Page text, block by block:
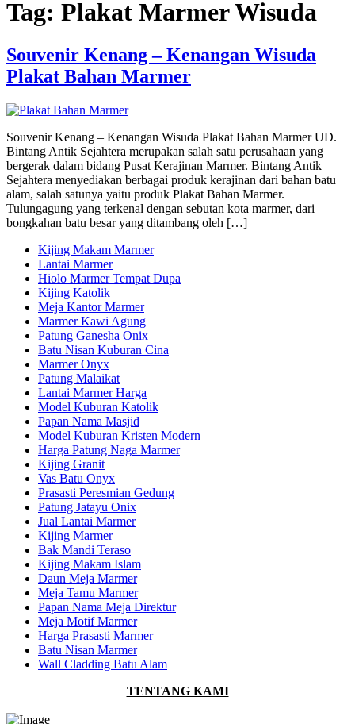
Tag: Plakat Marmer Wisuda
Souvenir Kenang – Kenangan Wisuda
Plakat Bahan Marmer
Souvenir Kenang – Kenangan Wisuda Plakat Bahan Marmer UD.
Bintang Antik Sejahtera merupakan salah satu perusahaan yang
bergerak dalam bidang Pusat Kerajinan Marmer. Bintang Antik
Sejahtera menyediakan berbagai produk kerajinan dari bahan batu
alam, salah satunya yaitu produk Plakat Bahan Marmer.
Tulungagung yang terkenal dengan sebutan kota marmer, dari
bongkahan batu besar yang ditambang oleh […]
Kijing Makam Marmer
Lantai Marmer
Hiolo Marmer Tempat Dupa
Kijing Katolik
Meja Kantor Marmer
Marmer Kawi Agung
Patung Ganesha Onix
Batu Nisan Kuburan Cina
Marmer Onyx
Patung Malaikat
Lantai Marmer Harga
Model Kuburan Katolik
Papan Nama Masjid
Model Kuburan Kristen Modern
Harga Patung Naga Marmer
Kijing Granit
Vas Batu Onyx
Prasasti Peresmian Gedung
Patung Jatayu Onix
Jual Lantai Marmer
Kijing Marmer
Bak Mandi Teraso
Kijing Makam Islam
Daun Meja Marmer
Meja Tamu Marmer
Papan Nama Meja Direktur
Meja Motif Marmer
Harga Prasasti Marmer
Batu Nisan Marmer
Wall Cladding Batu Alam
TENTANG KAMI